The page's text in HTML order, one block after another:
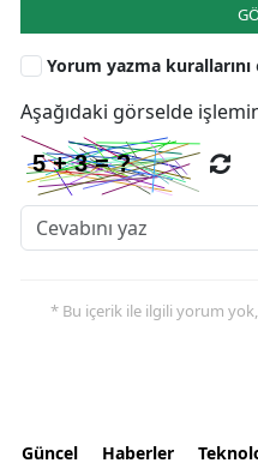
Yorum yazma kurallarını
Aşağıdaki görselde
* Bu içerik ile ilgili yorum
Güncel Haberler